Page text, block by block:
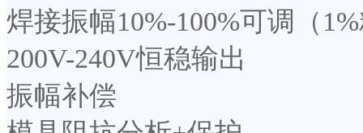
焊接振幅10%-100%可调（
200V-240V恒稳输出
振幅补偿